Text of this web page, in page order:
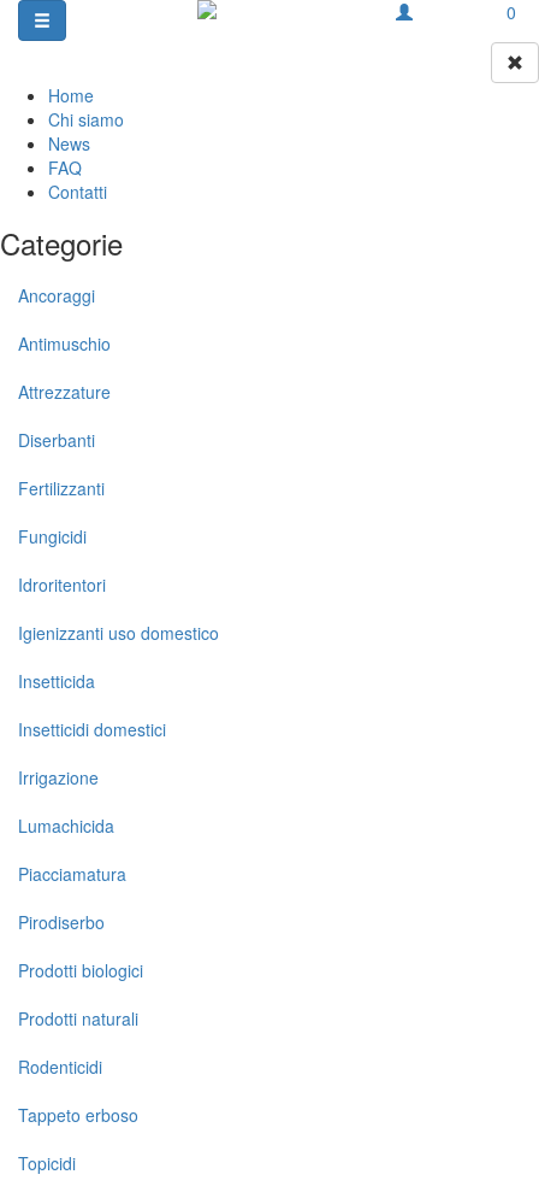
0
Home
Chi siamo
News
FAQ
Contatti
Categorie
Ancoraggi
Antimuschio
Attrezzature
Diserbanti
Fertilizzanti
Fungicidi
Idroritentori
Igienizzanti uso domestico
Insetticida
Insetticidi domestici
Irrigazione
Lumachicida
Piacciamatura
Pirodiserbo
Prodotti biologici
Prodotti naturali
Rodenticidi
Tappeto erboso
Topicidi